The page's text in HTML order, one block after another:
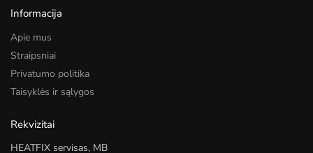
Informacija
Apie mus
Straipsniai
Privatumo politika
Taisyklės ir sąlygos
Rekvizitai
HEATFIX servisas, MB